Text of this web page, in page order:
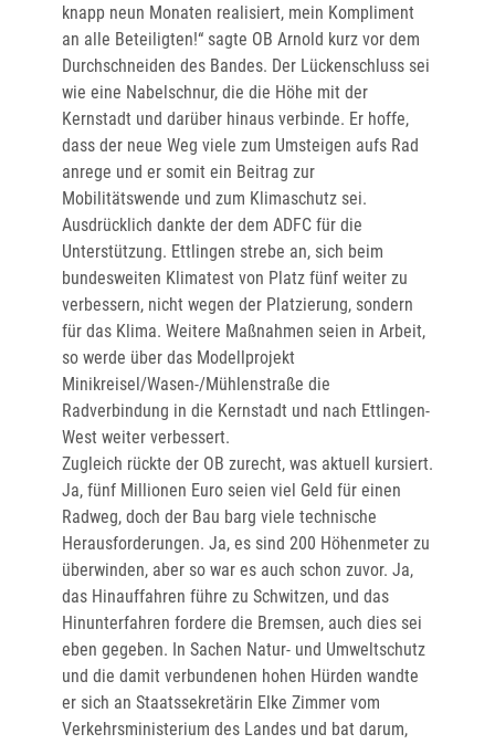
knapp neun Monaten realisiert, mein Kompliment
an alle Beteiligten!“ sagte OB Arnold kurz vor dem
Durchschneiden des Bandes. Der Lückenschluss sei
wie eine Nabelschnur, die die Höhe mit der
Kernstadt und darüber hinaus verbinde. Er hoffe,
dass der neue Weg viele zum Umsteigen aufs Rad
anrege und er somit ein Beitrag zur
Mobilitätswende und zum Klimaschutz sei.
Ausdrücklich dankte der dem ADFC für die
Unterstützung. Ettlingen strebe an, sich beim
bundesweiten Klimatest von Platz fünf weiter zu
verbessern, nicht wegen der Platzierung, sondern
für das Klima. Weitere Maßnahmen seien in Arbeit,
so werde über das Modellprojekt
Minikreisel/Wasen-/Mühlenstraße die
Radverbindung in die Kernstadt und nach Ettlingen-
West weiter verbessert.
Zugleich rückte der OB zurecht, was aktuell kursiert.
Ja, fünf Millionen Euro seien viel Geld für einen
Radweg, doch der Bau barg viele technische
Herausforderungen. Ja, es sind 200 Höhenmeter zu
überwinden, aber so war es auch schon zuvor. Ja,
das Hinauffahren führe zu Schwitzen, und das
Hinunterfahren fordere die Bremsen, auch dies sei
eben gegeben. In Sachen Natur- und Umweltschutz
und die damit verbundenen hohen Hürden wandte
er sich an Staatssekretärin Elke Zimmer vom
Verkehrsministerium des Landes und bat darum,